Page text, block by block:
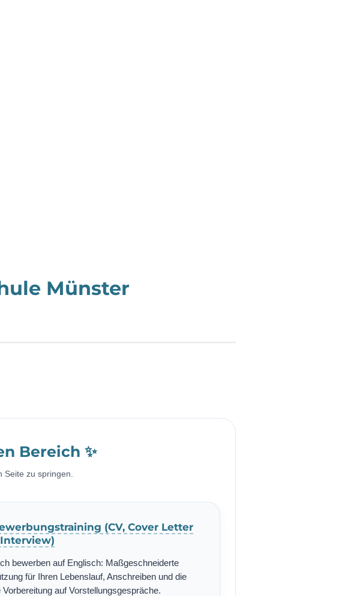
Münster
Bereich ✨
Seite zu springen.
(CV, Cover Letter
bewerben auf Englisch: Maßgeschneiderte
für Ihren Lebenslauf, Anschreiben und die
Vorbereitung auf Vorstellungsgespräche.